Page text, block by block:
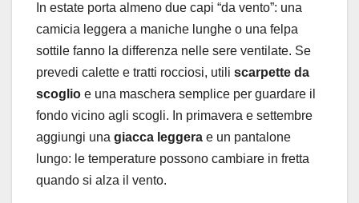
In estate porta almeno due capi “da vento”: una
camicia leggera a maniche lunghe o una felpa
sottile fanno la differenza nelle sere ventilate. Se
prevedi calette e tratti rocciosi, utili scarpette da
scoglio e una maschera semplice per guardare il
fondo vicino agli scogli. In primavera e settembre
aggiungi una giacca leggera e un pantalone
lungo: le temperature possono cambiare in fretta
quando si alza il vento.